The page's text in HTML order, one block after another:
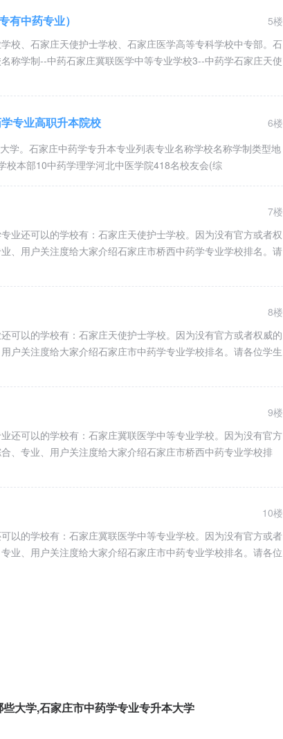
生
医康复理疗师也可以对口中医学
业考取康
普通大专学历，可以考取护师证
普通大专学历，可以考取口腔助理
普通大专学历，可以考取中医助理
师
学中专
和执业医
师
科学研究院，形、医、研三位一体的医学人才培养基地，师资力量雄
点中专”、“河北省办学先进单位”、“学校管理示范校”、“河北省重点
有中药专业）
5楼
校、石家庄天使护士学校、石家庄医学高等专科学校中专部。石
称学制--中药石家庄冀联医学中等专业学校3--中药学石家庄天使
专业高职升本院校
6楼
学。石家庄中药学专升本专业列表专业名称学校名称学制类型地
本部10中药学理学河北中医学院418名校友会(综
7楼
业还可以的学校有：石家庄天使护士学校。因为没有官方或者权
、用户关注度给大家介绍石家庄市桥西中药学专业学校排名。请
8楼
可以的学校有：石家庄天使护士学校。因为没有官方或者权威的
户关注度给大家介绍石家庄市中药学专业学校排名。请各位学生
9楼
还可以的学校有：石家庄冀联医学中等专业学校。因为没有官方
、专业、用户关注度给大家介绍石家庄市桥西中药专业学校排
10楼
以的学校有：石家庄冀联医学中等专业学校。因为没有官方或者
业、用户关注度给大家介绍石家庄市中药专业学校排名。请各位
大学,石家庄市中药学专业专升本大学